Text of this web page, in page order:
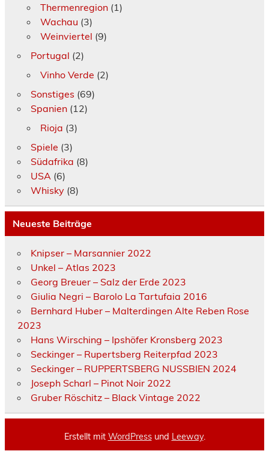
Thermenregion(1)
Wachau (3)
Weinviertel (9)
Portugal (2)
Vinho Verde (2)
Sonstiges (69)
Spanien(12)
Rioja (3)
Spiele (3)
Südafrika (8)
USA (6)
Whisky(8)
Neueste Beiträge
Knipser – Marsannier 2022
Unkel – Atlas 2023
Georg Breuer – Salz der Erde 2023
Giulia Negri – Barolo La Tartufaia 2016
Bernhard Huber – Malterdingen Alte Reben Rose
2023
Hans Wirsching – Ipshöfer Kronsberg 2023
Seckinger – Rupertsberg Reiterpfad 2023
Seckinger – RUPPERTSBERG NUSSBIEN 2024
Joseph Scharl – Pinot Noir 2022
Gruber Röschitz – Black Vintage 2022
Erstellt mit WordPressund Leeway.